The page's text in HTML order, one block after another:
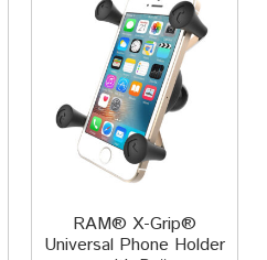
RAM® X-Grip®
Universal Phone Holder